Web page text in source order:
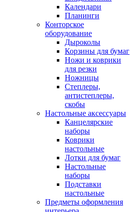
Календари
Планинги
Конторское
оборудование
Дыроколы
Корзины для бумаг
Ножи и коврики
для резки
Ножницы
Степлеры,
антистеплеры,
скобы
Настольные аксессуары
Канцелярские
наборы
Коврики
настольные
Лотки для бумаг
Настольные
наборы
Подставки
настольные
Предметы оформления